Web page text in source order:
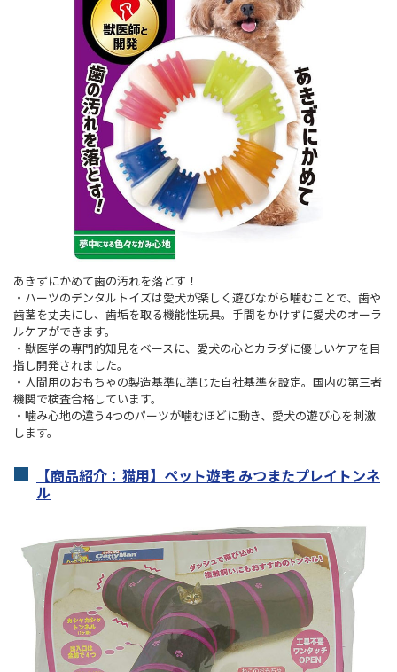
あきずにかめて歯の汚れを落とす！
・ハーツのデンタルトイズは愛犬が楽しく遊びながら噛むことで、歯や
歯茎を丈夫にし、歯垢を取る機能性玩具。手間をかけずに愛犬のオーラ
ルケアができます。
・獣医学の専門的知見をベースに、愛犬の心とカラダに優しいケアを目
指し開発されました。
・人間用のおもちゃの製造基準に準じた自社基準を設定。国内の第三者
機関で検査合格しています。
・噛み心地の違う4つのパーツが噛むほどに動き、愛犬の遊び心を刺激
します。
【商品紹介：猫用】ペット遊宅 みつまたプレイトンネ
ル